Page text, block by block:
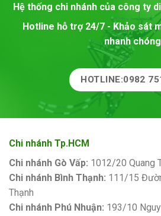
Hệ thống chi nhánh của công ty
Hotline hỗ trợ 24/7 - Khảo sát
nhanh chóng
HOTLINE:0982
Chi nhánh Tp.HCM
Chi nhánh Gò Vấp: 1012/20 Quang
Chi nhánh Bình Thạnh: 111/15
Thạnh
Chi nhánh Phú Nhuận: 193/10